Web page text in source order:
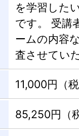
を学習した
です。 受講
ームの内容
査させてい
11,000円（
85,250円（